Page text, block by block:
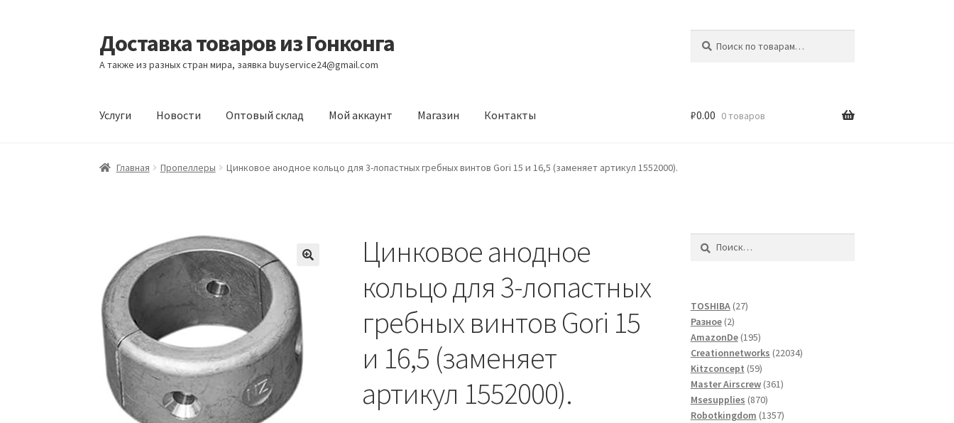
Перейти
к
навигации
Перейти
к
содержимому
Доставка товаров из Гонконга
А также из разных стран мира, заявка buyservice24@gmail.com
Услуги Новости Оптовый склад Мой аккаунт Магазин Контакты
Главная Контакты Корзина Оптовый склад Оформление заказа Услуги
₽0.00 0 товаров
Главная Пропеллеры Цинковое анодное кольцо для 3-лопастных гребных винтов Gori 15 и 16,5 (заменяет артикул 1552000).
Цинковое анодное
кольцо для 3-лопастных
гребных винтов Gori 15
и 16,5 (заменяет
артикул 1552000).
Найти:
TOSHIBA 2727
Разное 22
товара
AmazonDe 195195
товаров
Creationnetworks 2203422034
Kitzconcept 5959
товаров
Master Airscrew 361361
Msesupplies 870870
товаров
Robotkingdom 13571357